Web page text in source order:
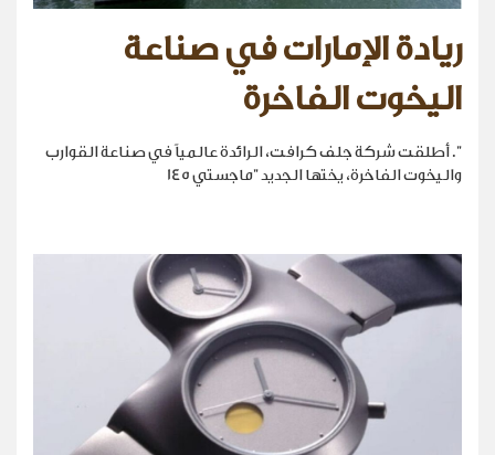
ريادة الإمارات في صناعة
اليخوت الفاخرة
". أطلقت شركة جلف كرافت، الرائدة عالمياً في صناعة القوارب
واليخوت الفاخرة، يختها الجديد "ماجستي 145